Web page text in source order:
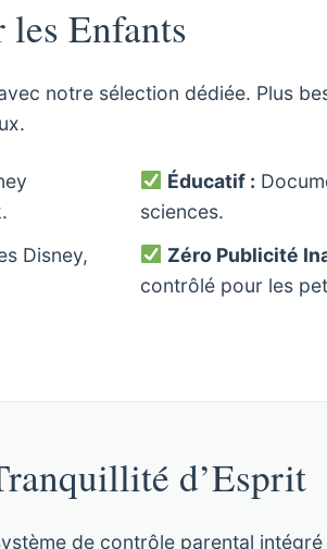
Enfants
notre sélection dédiée. Plus
Disney,
Éducatif :
sciences.
Zéro Publicité
contrôlé pour les
d’Esprit
de contrôle parental